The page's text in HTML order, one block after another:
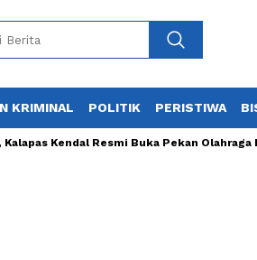
KRIMINAL POLITIK PERISTIWA
Kendal Resmi Buka Pekan Olahraga